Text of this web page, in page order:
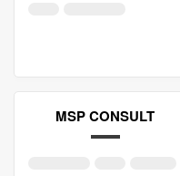
MSP CONSULT